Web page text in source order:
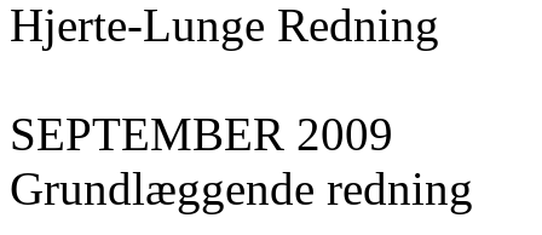
Hjerte-Lunge Redning
SEPTEMBER 2009
Grundlæggende redning